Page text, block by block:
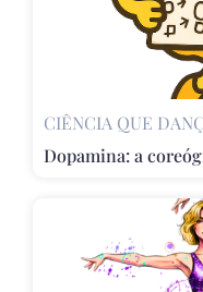
CIÊNCIA QUE
Dopamina: a